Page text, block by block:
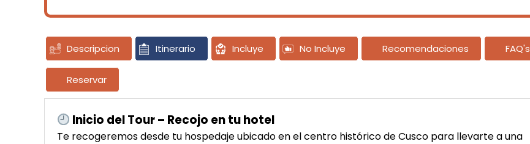
Descripcion Itinerario Incluye No Incluye Recomendaciones FAQ's
Reservar
Inicio del Tour – Recojo en tu hotel
Te recogeremos desde tu hospedaje ubicado en el centro histórico de Cusco para llevarte a una